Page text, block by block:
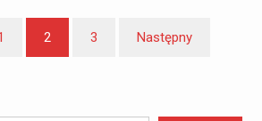
2 3 Następny